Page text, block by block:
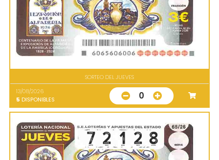
SORTEO DEL JUEVES
13/08/2026
5 DISPONIBLES 0